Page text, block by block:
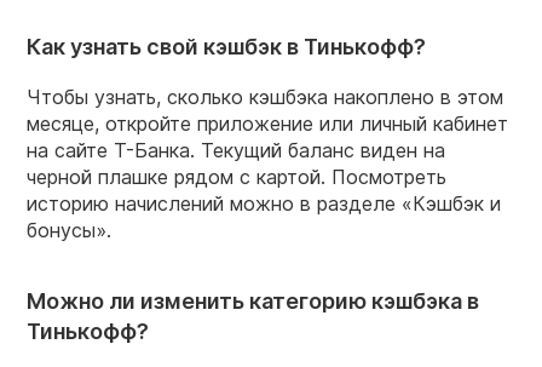
Как узнать свой кэшбэк в Тинькофф?
Чтобы узнать, сколько кэшбэка накоплено в этом
месяце, откройте приложение или личный кабинет
на сайте Т-Банка. Текущий баланс виден на
черной плашке рядом с картой. Посмотреть
историю начислений можно в разделе «Кэшбэк и
бонусы».
Можно ли изменить категорию кэшбэка в
Тинькофф?